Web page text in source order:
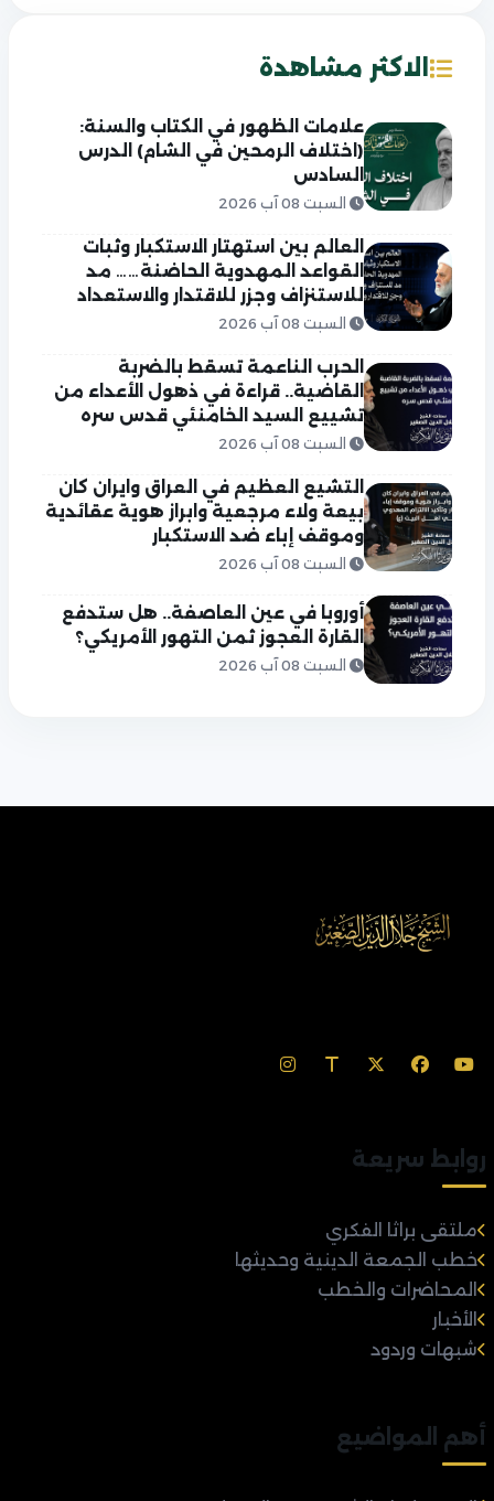
الاكثر مشاهدة
علامات الظهور في الكتاب والسنة:
(اختلاف الرمحين في الشام) الدرس
السادس
السبت 08 آب 2026
العالم بين استهتار الاستكبار وثبات
القواعد المهدوية الحاضنة…… مد
للاستنزاف وجزر للاقتدار والاستعداد
السبت 08 آب 2026
الحرب الناعمة تسقط بالضربة
القاضية.. قراءة في ذهول الأعداء من
تشييع السيد الخامنئي قدس سره
السبت 08 آب 2026
التشيع العظيم في العراق وايران كان
بيعة ولاء مرجعية وابراز هوية عقائدية
وموقف إباء ضد الاستكبار
السبت 08 آب 2026
أوروبا في عين العاصفة.. هل ستدفع
القارة العجوز ثمن التهور الأمريكي؟
السبت 08 آب 2026
روابط سريعة
ملتقى براثا الفكري
خطب الجمعة الدينية وحديثها
المحاضرات والخطب
الأخبار
شبهات وردود
أهم المواضيع